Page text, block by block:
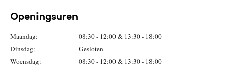
Openingsuren
Maandag:
08:30 - 12:00 & 13:30 - 18:00
Dinsdag:
Gesloten
Woensdag:
08:30 - 12:00 & 13:30 - 18:00